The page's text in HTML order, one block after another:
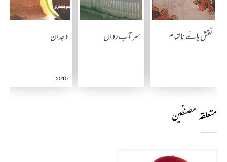
نقش ہائے ناتمام سر آب رواں وجدان
2010
متعلقہ مصنفین